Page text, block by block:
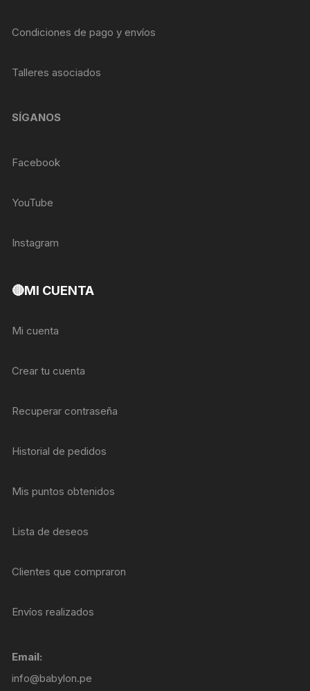
Condiciones de pago y envíos
Talleres asociados
SÍGANOS
Facebook
YouTube
Instagram
🔴MI CUENTA
Mi cuenta
Crear tu cuenta
Recuperar contraseña
Historial de pedidos
Mis puntos obtenidos
Lista de deseos
Clientes que compraron
Envíos realizados
Email:
info@babylon.pe